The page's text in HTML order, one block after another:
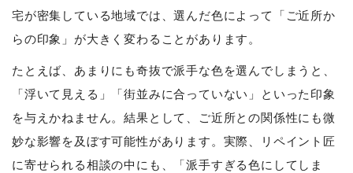
宅が密集している地域では、選んだ色によって「ご近所か
らの印象」が大きく変わることがあります。
たとえば、あまりにも奇抜で派手な色を選んでしまうと、
「浮いて見える」「街並みに合っていない」といった印象
を与えかねません。結果として、ご近所との関係性にも微
妙な影響を及ぼす可能性があります。実際、リペイント匠
に寄せられる相談の中にも、「派手すぎる色にしてしま